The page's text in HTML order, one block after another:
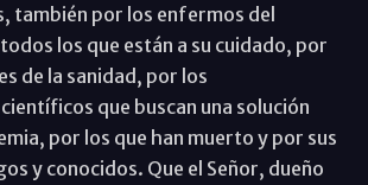
también por los enfermos del
los que están a su cuidado, por
de la sanidad, por los
que buscan una solución
por los que han muerto y por sus
y conocidos. Que el Señor, dueño